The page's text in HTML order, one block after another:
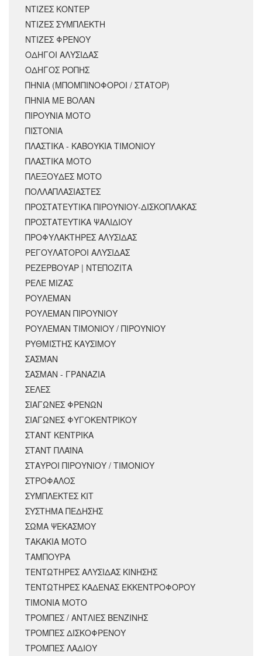
ΝΤΙΖΕΣ ΚΟΝΤΕΡ
ΝΤΙΖΕΣ ΣΥΜΠΛΕΚΤΗ
ΝΤΙΖΕΣ ΦΡΕΝΟΥ
ΟΔΗΓΟΙ ΑΛΥΣΙΔΑΣ
ΟΔΗΓΟΣ ΡΟΠΗΣ
ΠΗΝΙΑ (ΜΠΟΜΠΙΝΟΦΟΡΟΙ / ΣΤΑΤΟΡ)
ΠΗΝΙΑ ΜΕ ΒΟΛΑΝ
ΠΙΡΟΥΝΙΑ ΜΟΤΟ
ΠΙΣΤΟΝΙΑ
ΠΛΑΣΤΙΚΑ - ΚΑΒΟΥΚΙΑ ΤΙΜΟΝΙΟΥ
ΠΛΑΣΤΙΚΑ ΜΟΤΟ
ΠΛΕΞΟΥΔΕΣ ΜΟΤΟ
ΠΟΛΛΑΠΛΑΣΙΑΣΤΕΣ
ΠΡΟΣΤΑΤΕΥΤΙΚΑ ΠΙΡΟΥΝΙΟΥ-ΔΙΣΚΟΠΛΑΚΑΣ
ΠΡΟΣΤΑΤΕΥΤΙΚΑ ΨΑΛΙΔΙΟΥ
ΠΡΟΦΥΛΑΚΤΗΡΕΣ ΑΛΥΣΙΔΑΣ
ΡΕΓΟΥΛΑΤΟΡΟΙ ΑΛΥΣΙΔΑΣ
ΡΕΖΕΡΒΟΥΑΡ | ΝΤΕΠΟΖΙΤΑ
ΡΕΛΕ ΜΙΖΑΣ
ΡΟΥΛΕΜΑΝ
ΡΟΥΛΕΜΑΝ ΠΙΡΟΥΝΙΟΥ
ΡΟΥΛΕΜΑΝ ΤΙΜΟΝΙΟΥ / ΠΙΡΟΥΝΙΟΥ
ΡΥΘΜΙΣΤΗΣ ΚΑΥΣΙΜΟΥ
ΣΑΣΜΑΝ
ΣΑΣΜΑΝ - ΓΡΑΝΑΖΙΑ
ΣΕΛΕΣ
ΣΙΑΓΩΝΕΣ ΦΡΕΝΩΝ
ΣΙΑΓΩΝΕΣ ΦΥΓΟΚΕΝΤΡΙΚΟΥ
ΣΤΑΝΤ ΚΕΝΤΡΙΚΑ
ΣΤΑΝΤ ΠΛΑΪΝΑ
ΣΤΑΥΡΟΙ ΠΙΡΟΥΝΙΟΥ / ΤΙΜΟΝΙΟΥ
ΣΤΡΟΦΑΛΟΣ
ΣΥΜΠΛΕΚΤΕΣ ΚΙΤ
ΣΥΣΤΗΜΑ ΠΕΔΗΣΗΣ
ΣΩΜΑ ΨΕΚΑΣΜΟΥ
ΤΑΚΑΚΙΑ ΜΟΤΟ
ΤΑΜΠΟΥΡΑ
ΤΕΝΤΩΤΗΡΕΣ ΑΛΥΣΙΔΑΣ ΚΙΝΗΣΗΣ
ΤΕΝΤΩΤΗΡΕΣ ΚΑΔΕΝΑΣ ΕΚΚΕΝΤΡΟΦΟΡΟΥ
ΤΙΜΟΝΙΑ ΜΟΤΟ
ΤΡΟΜΠΕΣ / ΑΝΤΛΙΕΣ ΒΕΝΖΙΝΗΣ
ΤΡΟΜΠΕΣ ΔΙΣΚΟΦΡΕΝΟΥ
ΤΡΟΜΠΕΣ ΛΑΔΙΟΥ